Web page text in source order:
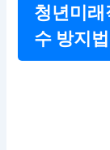
청년미래
수 방지법